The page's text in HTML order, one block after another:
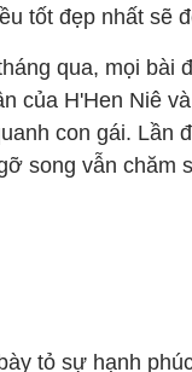
tốt đẹp nhất sẽ
qua, mọi bài
của H'Hen Niê
con gái. Lần
song vẫn chăm
tỏ sự hạnh